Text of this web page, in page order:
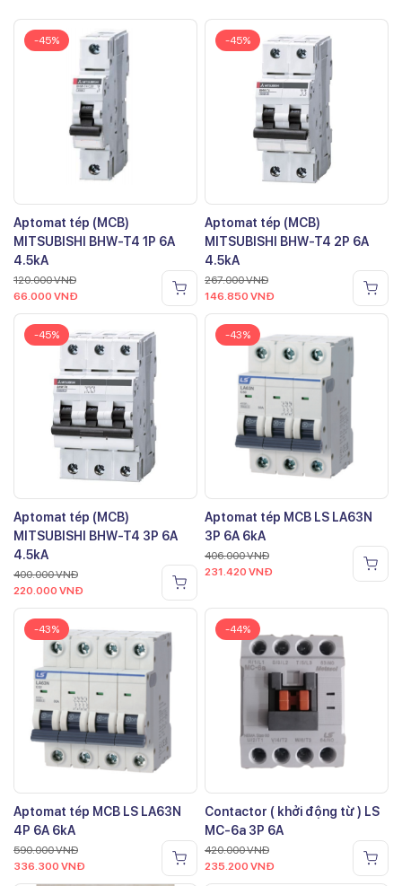
-45%
Aptomat tép (MCB)
MITSUBISHI BHW-T4 1P 6A
4.5kA
120.000VNĐ
66.000 VNĐ
-45%
Aptomat tép (MCB)
MITSUBISHI BHW-T4 2P 6A
4.5kA
267.000VNĐ
146.850 VNĐ
-45%
Aptomat tép (MCB)
MITSUBISHI BHW-T4 3P 6A
4.5kA
400.000VNĐ
220.000 VNĐ
-43%
Aptomat tép MCB LS LA63N
3P 6A 6kA
406.000VNĐ
231.420 VNĐ
-43%
Aptomat tép MCB LS LA63N
4P 6A 6kA
590.000VNĐ
336.300 VNĐ
-44%
Contactor ( khởi động từ ) LS
MC-6a 3P 6A
420.000VNĐ
235.200 VNĐ